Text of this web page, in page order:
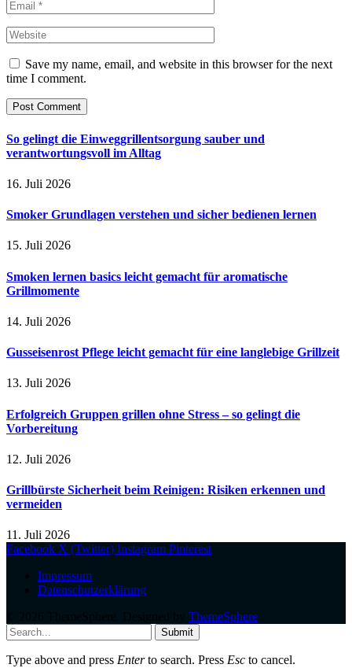
Save my name, email, and website in this browser for the next
time I comment.
So gelingt die Einweggrillentsorgung sauber und
verantwortungsvoll im Alltag
16. Juli 2026
Smoker Grundlagen verstehen und sicher bedienen lernen
15. Juli 2026
Smoken lernen basics leicht gemacht für aromatische
Grillmomente
14. Juli 2026
Gusseisenrost Pflege leicht gemacht für eine langlebige Grillzeit
13. Juli 2026
Erfolgreich Gruppen grillen ohne Stress – so gelingt die
Vorbereitung
12. Juli 2026
Grillbürste Sicherheit beim Reinigen: Risiken erkennen und
vermeiden
11. Juli 2026
Facebook X (Twitter) Instagram Pinterest
Impressum
Datenschutzerklärung
ThemeSphere
Submit
Type above and press Enterto search. Press Esc to cancel.